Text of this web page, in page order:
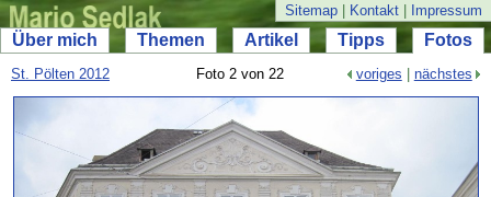
Sitemap Kontakt Impressum
Über mich Themen Artikel Tipps Fotos
St. Pölten 2012 Foto 2 von 22 voriges nächstes